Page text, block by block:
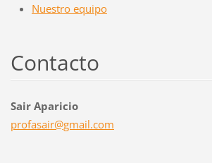
Nuestro equipo
Contacto
Sair Aparicio
profasair@gmail.com